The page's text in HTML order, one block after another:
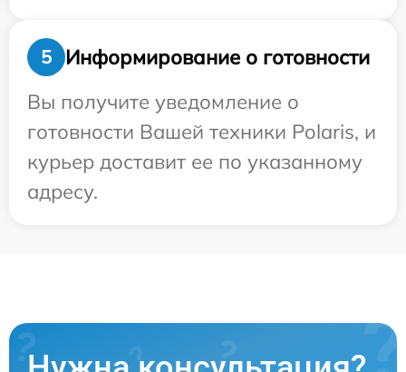
5
Информирование о готовности
Вы получите уведомление о
готовности Вашей техники Polaris, и
курьер доставит ее по указанному
адресу.